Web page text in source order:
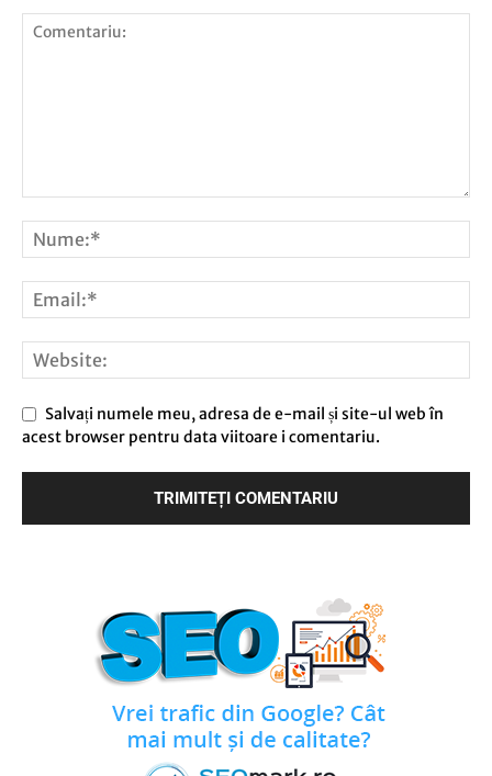
Salvați numele meu, adresa de e-mail și site-ul web în
acest browser pentru data viitoare i comentariu.